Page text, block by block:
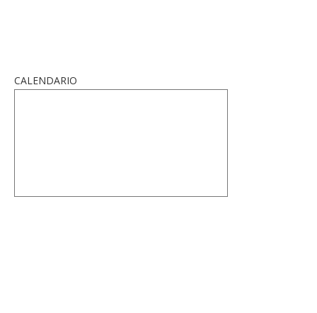
CALENDARIO